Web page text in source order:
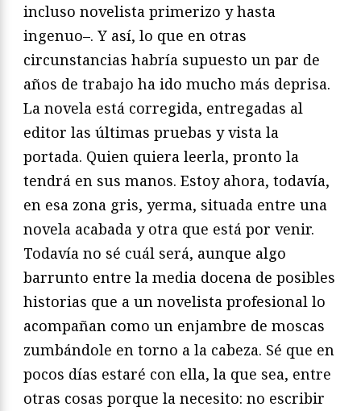
incluso novelista primerizo y hasta
ingenuo–. Y así, lo que en otras
circunstancias habría supuesto un par de
años de trabajo ha ido mucho más deprisa.
La novela está corregida, entregadas al
editor las últimas pruebas y vista la
portada. Quien quiera leerla, pronto la
tendrá en sus manos. Estoy ahora, todavía,
en esa zona gris, yerma, situada entre una
novela acabada y otra que está por venir.
Todavía no sé cuál será, aunque algo
barrunto entre la media docena de posibles
historias que a un novelista profesional lo
acompañan como un enjambre de moscas
zumbándole en torno a la cabeza. Sé que en
pocos días estaré con ella, la que sea, entre
otras cosas porque la necesito: no escribir